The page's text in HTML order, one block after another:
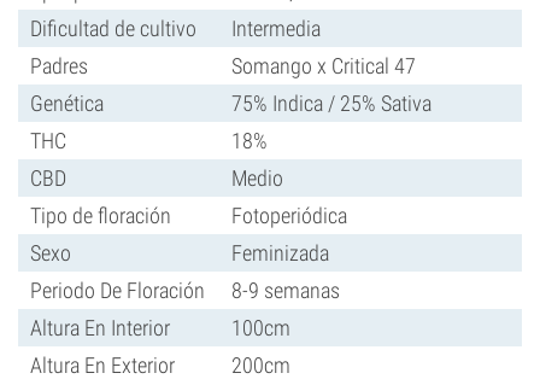
Dificultad de cultivo
Intermedia
Padres
Somango x Critical 47
Genética
75% Indica / 25% Sativa
THC
18%
CBD
Medio
Tipo de floración
Fotoperiódica
Sexo
Feminizada
Periodo De Floración
8-9 semanas
Altura En Interior
100cm
Altura En Exterior
200cm